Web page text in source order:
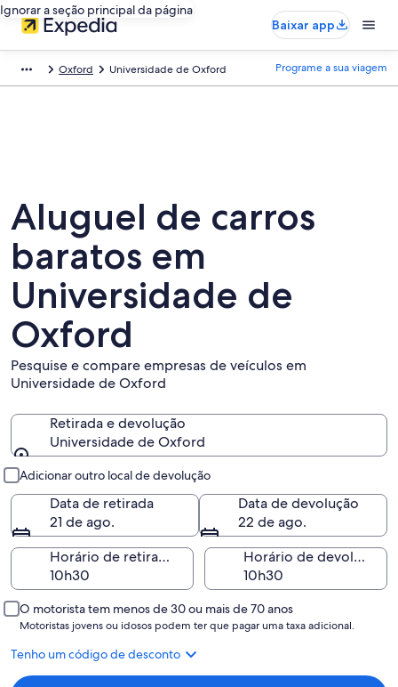
Ignorar a seção principal da página
Baixar app
Oxford Universidade de Oxford Programe a sua viagem
Aluguel de carros
baratos em
Universidade de
Oxford
Pesquise e compare empresas de veículos em
Universidade de Oxford
Retirada e devolução
Universidade de Oxford
Adicionar outro local de devolução
Data de retirada
21 de ago.
Data de devolução
22 de ago.
Horário de retirada
Horário de devolução
O motorista tem menos de 30 ou mais de 70 anos
Motoristas jovens ou idosos podem ter que pagar uma taxa adicional.
Tenho um código de desconto